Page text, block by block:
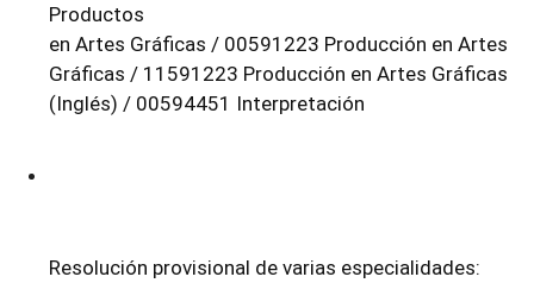
Productos
en Artes Gráficas / 00591223 Producción en Artes
Gráficas / 11591223 Producción en Artes Gráficas
(Inglés) / 00594451 Interpretación
Resolución provisional de varias especialidades: